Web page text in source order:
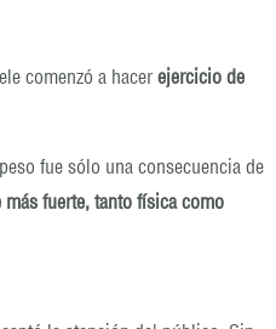
comenzó a hacerejercicio de
fue sólo una consecuencia de
fuerte, tanto física como